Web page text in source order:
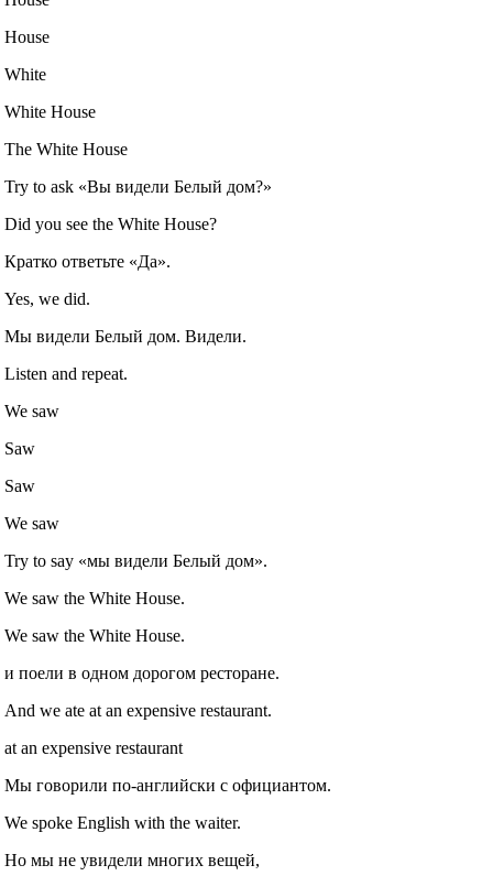
House
White
White House
The White House
Try to ask «Вы видели Белый дом?»
Did you see the White House?
Кратко ответьте «Да».
Yes, we did.
Мы видели Белый дом. Видели.
Listen and repeat.
We saw
Saw
Saw
We saw
Try to say «мы видели Белый дом».
We saw the White House.
We saw the White House.
и поели в одном дорогом ресторане.
And we ate at an expensive restaurant.
at an expensive restaurant
Мы говорили по-английски с официантом.
We spoke English with the waiter.
Но мы не увидели многих вещей,